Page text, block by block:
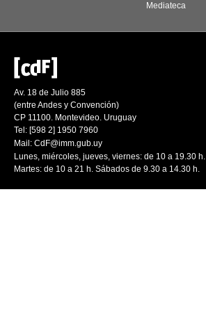
Mediateca
Av. 18 de Julio 885
(entre Andes y Convención)
CP 11100. Montevideo. Uruguay
Tel: [598 2] 1950 7960
Mail: CdF@imm.gub.uy
Lunes, miércoles, jueves, viernes: de 10 a 19.30 h.
Martes: de 10 a 21 h. Sábados de 9.30 a 14.30 h.